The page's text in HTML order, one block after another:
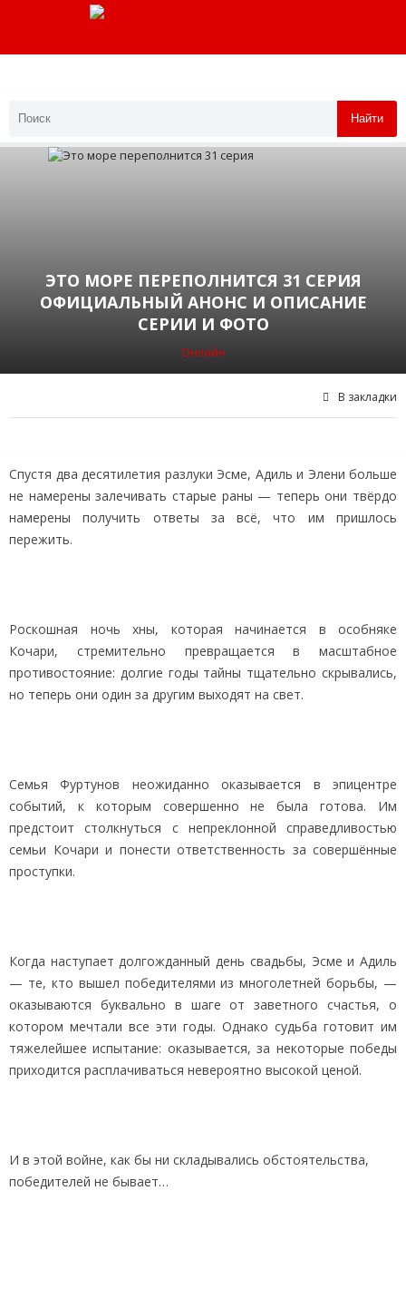
Найти
ЭТО МОРЕ ПЕРЕПОЛНИТСЯ 31 СЕРИЯ
ОФИЦИАЛЬНЫЙ АНОНС И ОПИСАНИЕ
СЕРИИ И ФОТО
Онлайн
В закладки
Спустя два десятилетия разлуки Эсме, Адиль и Элени больше
не намерены залечивать старые раны — теперь они твёрдо
намерены получить ответы за всё, что им пришлось
пережить.
Роскошная ночь хны, которая начинается в особняке
Кочари, стремительно превращается в масштабное
противостояние: долгие годы тайны тщательно скрывались,
но теперь они один за другим выходят на свет.
Семья Фуртунов неожиданно оказывается в эпицентре
событий, к которым совершенно не была готова. Им
предстоит столкнуться с непреклонной справедливостью
семьи Кочари и понести ответственность за совершённые
проступки.
Когда наступает долгожданный день свадьбы, Эсме и Адиль
— те, кто вышел победителями из многолетней борьбы, —
оказываются буквально в шаге от заветного счастья, о
котором мечтали все эти годы. Однако судьба готовит им
тяжелейшее испытание: оказывается, за некоторые победы
приходится расплачиваться невероятно высокой ценой.
И в этой войне, как бы ни складывались обстоятельства,
победителей не бывает…